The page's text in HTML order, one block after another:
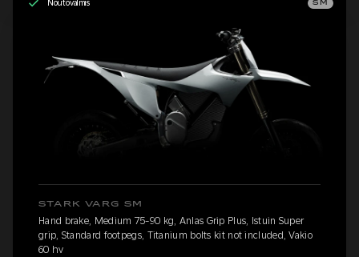
Noutovalmis SM
STARK VARG SM
Hand brake, Medium 75-90 kg, Anlas Grip Plus, Istuin Super
grip, Standard footpegs, Titanium bolts kit not included, Vakio
60 hv